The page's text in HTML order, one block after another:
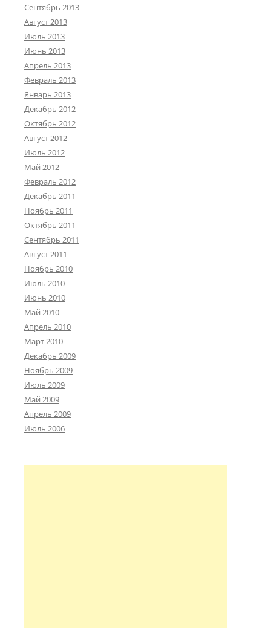
Сентябрь 2013
Август 2013
Июль 2013
Июнь 2013
Апрель 2013
Февраль 2013
Январь 2013
Декабрь 2012
Октябрь 2012
Август 2012
Июль 2012
Май 2012
Февраль 2012
Декабрь 2011
Ноябрь 2011
Октябрь 2011
Сентябрь 2011
Август 2011
Ноябрь 2010
Июль 2010
Июнь 2010
Май 2010
Апрель 2010
Март 2010
Декабрь 2009
Ноябрь 2009
Июль 2009
Май 2009
Апрель 2009
Июль 2006